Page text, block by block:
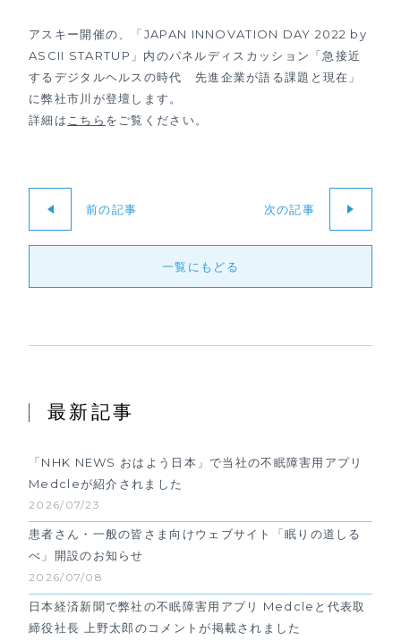
アスキー開催の、「JAPAN INNOVATION DAY 2022 by
ASCII STARTUP」内のパネルディスカッション「急接近
するデジタルヘルスの時代 先進企業が語る課題と現在」
に弊社市川が登壇します。
詳細は こちら をご覧ください。
前の記事
一覧にもどる
次の記事
最新記事
2026/07/23
「NHK NEWS おはよう日本」で当社の不眠障害用アプリ
Medcleが紹介されました
2026/07/08
患者さん・一般の皆さま向けウェブサイト「眠りの道しる
べ」開設のお知らせ
日本経済新聞で弊社の不眠障害用アプリ Medcleと代表取
締役社長 上野太郎のコメントが掲載されました